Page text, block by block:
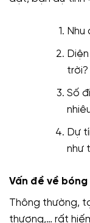
trời?
Số
Dự
như
Vấn đề về
Thông thường,
thượng,… rất